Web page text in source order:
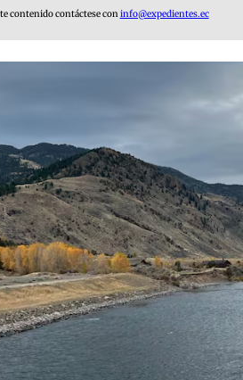
contenido contáctese coninfo@expedientes.ec